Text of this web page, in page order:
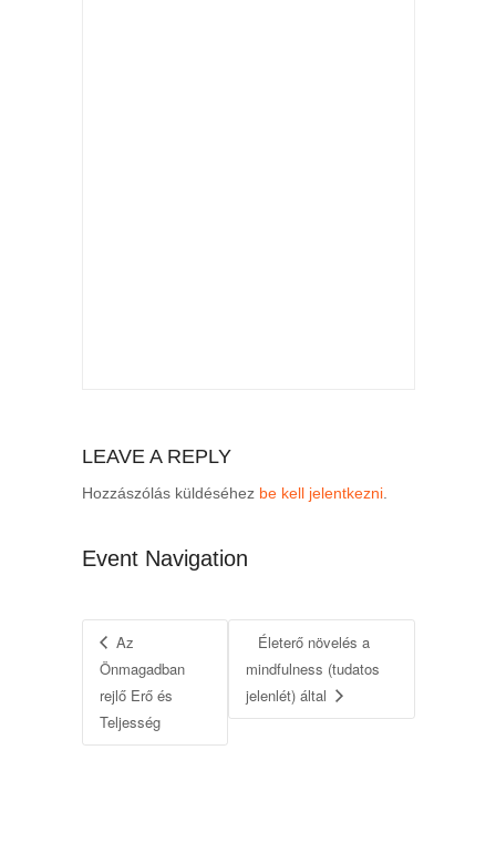
LEAVE A REPLY
Hozzászólás küldéséhez be kell jelentkezni.
Event Navigation
Az
Önmagadban
rejlő Erő és
Teljesség
Életerő növelés a
mindfulness (tudatos
jelenlét) által